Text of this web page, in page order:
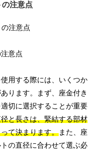
注意点
意点
用する際には、いくつか
ります。まず、座金付き
切に選択することが重要
と長さは、緊結する部材
て決まります。また、座
の直径に合わせて選ぶ必